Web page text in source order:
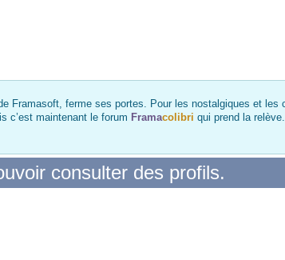
Framasoft, ferme ses portes. Pour les nostalgiques et les
c’est maintenant le forum Framacolibri qui prend la
consulter des profils.